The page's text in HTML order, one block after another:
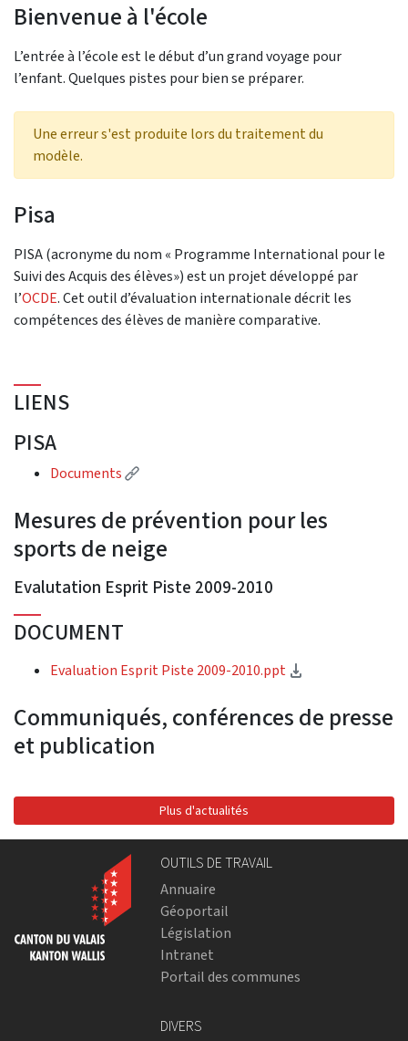
Bienvenue à l'école
L’entrée à l’école est le début d’un grand voyage pour
l’enfant. Quelques pistes pour bien se préparer.
Une erreur s'est produite lors du traitement du
modèle.
Pisa
PISA (acronyme du nom « Programme International pour le
Suivi des Acquis des élèves») est un projet développé par
l’OCDE. Cet outil d’évaluation internationale décrit les
compétences des élèves de manière comparative.
LIENS
PISA
Documents (Lien externe)
Mesures de prévention pour les
sports de neige
Evalutation Esprit Piste 2009-2010
DOCUMENT
Evaluation Esprit Piste 2009-2010.ppt
Communiqués, conférences de presse
et publication
Plus d'actualités
OUTILS DE TRAVAIL
Annuaire
Géoportail
Législation
Intranet
Portail des communes
DIVERS